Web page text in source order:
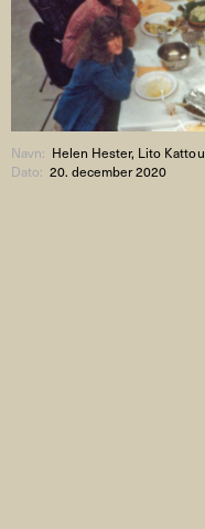
Navn: Helen Hester, Lito Kattou
Dato:20. december 2020